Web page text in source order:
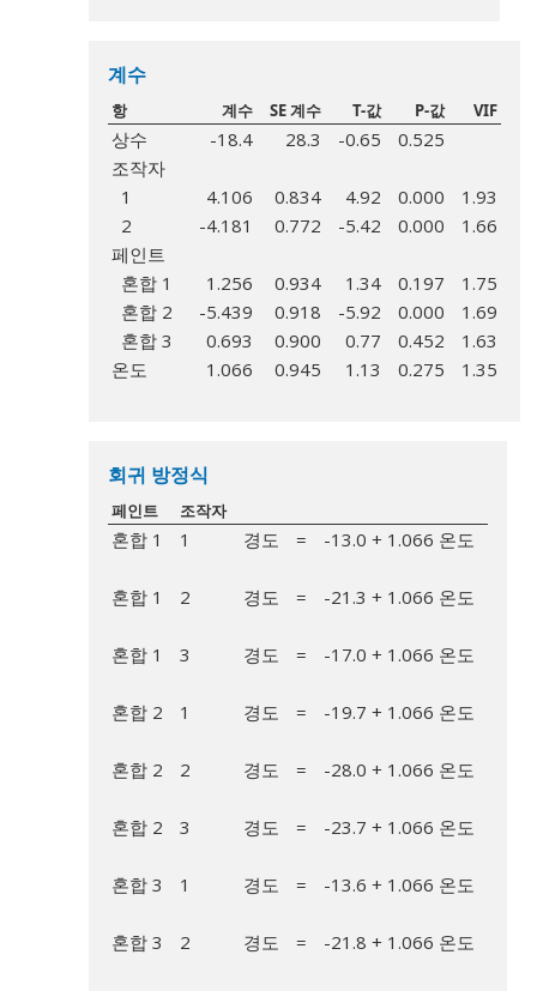
계수
항 계수 SE 계수 T-값 P-값 VIF
상수 -18.4 28.3 -0.65
0.525
조작자
1
4.106 0.834 4.92 0.000
1.93
2
-4.181 0.772 -5.42 0.000
1.66
페인트
혼합 1
1.256 0.934 1.34 0.197
1.75
혼합 2
-5.439 0.918 -5.92 0.000
1.69
혼합 3
0.693 0.900 0.77 0.452
1.63
온도
1.066 0.945 1.13 0.275 1.35
회귀 방정식
페인트 조작자
혼합 1 1 경도 = -13.0 + 1.066 온도
혼합 1 2 경도 = -21.3 + 1.066 온도
혼합 1 3 경도 = -17.0 + 1.066 온도
혼합 2 1 경도 = -19.7 + 1.066 온도
혼합 2 2 경도 = -28.0 + 1.066 온도
혼합 2 3 경도 = -23.7 + 1.066 온도
혼합 3 1 경도 = -13.6 + 1.066 온도
혼합 3 2 경도 = -21.8 + 1.066 온도